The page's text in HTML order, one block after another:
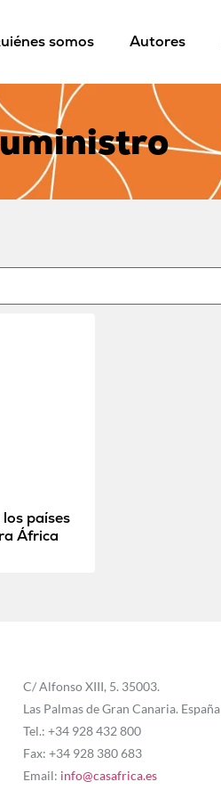
somos Autores
países
África
C/ Alfonso XIII, 5. 35003.
Las Palmas de Gran Canaria. España
Tel.: +34 928 432 800
Fax: +34 928 380 683
Email: info@casafrica.es